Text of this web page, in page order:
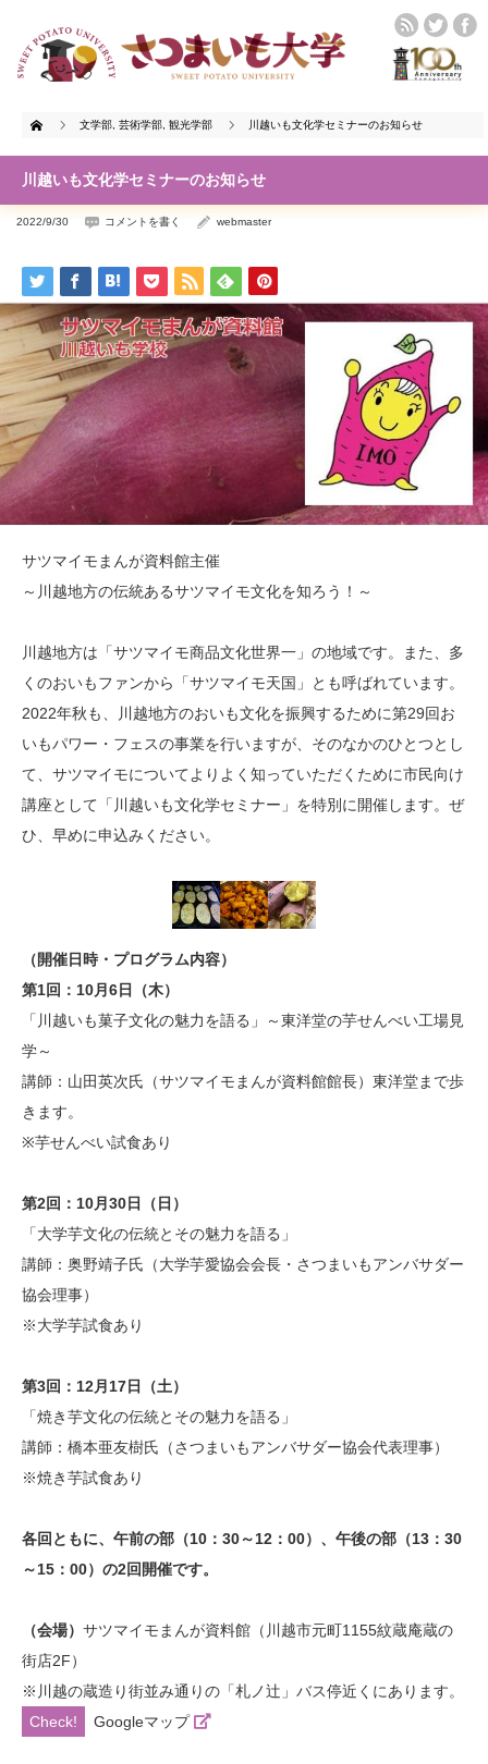
Home 文学部, 芸術学部, 観光学部 川越いも文化学セミナーのお知らせ
川越いも文化学セミナーのお知らせ
2022/9/30 コメントを書く webmaster
サツマイモまんが資料館主催
～川越地方の伝統あるサツマイモ文化を知ろう！～
川越地方は「サツマイモ商品文化世界一」の地域です。また、多
くのおいもファンから「サツマイモ天国」とも呼ばれています。
2022年秋も、川越地方のおいも文化を振興するために第29回お
いもパワー・フェスの事業を行いますが、そのなかのひとつとし
て、サツマイモについてよりよく知っていただくために市民向け
講座として「川越いも文化学セミナー」を特別に開催します。ぜ
ひ、早めに申込みください。
（開催日時・プログラム内容）
第1回：10月6日（木）
「川越いも菓子文化の魅力を語る」～東洋堂の芋せんべい工場見
学～
講師：山田英次氏（サツマイモまんが資料館館長）東洋堂まで歩
きます。
※芋せんべい試食あり
第2回：10月30日（日）
「大学芋文化の伝統とその魅力を語る」
講師：奥野靖子氏（大学芋愛協会会長・さつまいもアンバサダー
協会理事）
※大学芋試食あり
第3回：12月17日（土）
「焼き芋文化の伝統とその魅力を語る」
講師：橋本亜友樹氏（さつまいもアンバサダー協会代表理事）
※焼き芋試食あり
各回ともに、午前の部（10：30～12：00）、午後の部（13：30
～15：00）の2回開催です。
（会場） サツマイモまんが資料館（川越市元町1155紋蔵庵蔵の
街店2F）
※川越の蔵造り街並み通りの「札ノ辻」バス停近くにあります。
Googleマップ